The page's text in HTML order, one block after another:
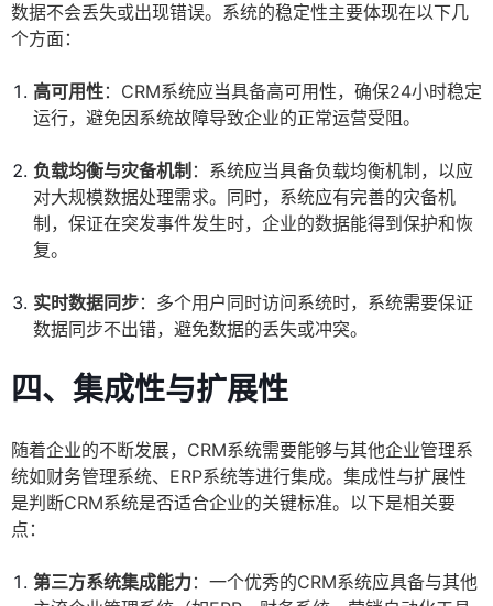
数据不会丢失或出现错误。系统的稳定性主要体现在以下几
个方面：
高可用性：CRM系统应当具备高可用性，确保24小时稳定
运行，避免因系统故障导致企业的正常运营受阻。
负载均衡与灾备机制 ：系统应当具备负载均衡机制，以应
对大规模数据处理需求。同时，系统应有完善的灾备机
制，保证在突发事件发生时，企业的数据能得到保护和恢
复。
实时数据同步：多个用户同时访问系统时，系统需要保证
数据同步不出错，避免数据的丢失或冲突。
四、集成性与扩展性
随着企业的不断发展，CRM系统需要能够与其他企业管理系
统如财务管理系统、ERP系统等进行集成。集成性与扩展性
是判断CRM系统是否适合企业的关键标准。以下是相关要
点：
第三方系统集成能力：一个优秀的CRM系统应具备与其他